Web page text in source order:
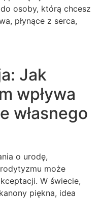
osoby, którą chcesz
płynące z serca,
Jak
wpływa
własnego
o urodę,
może
W świecie,
piękna, idea